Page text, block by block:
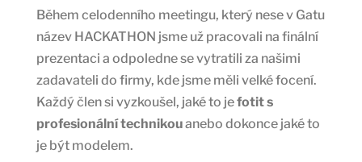
Během celodenního meetingu, který nese v Gatu
název HACKATHON jsme už pracovali na finální
prezentaci a odpoledne se vytratili za našimi
zadavateli do firmy, kde jsme měli velké focení.
Každý člen si vyzkoušel, jaké to jefotit s
profesionální technikouanebo dokonce jaké to
je být modelem.